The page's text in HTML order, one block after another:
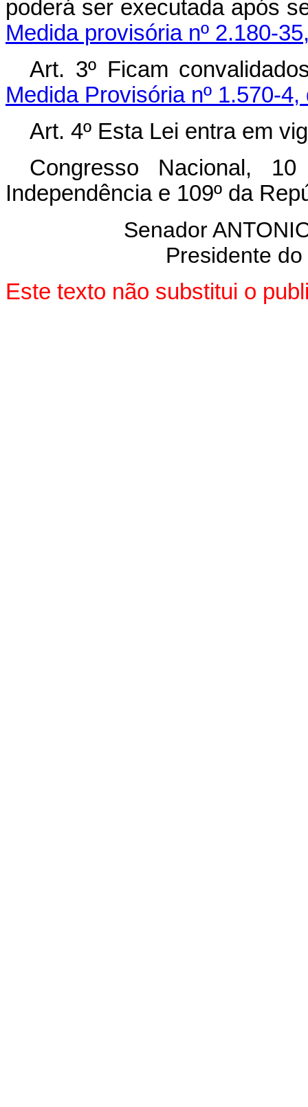
poderá ser executada após
Medida provisória nº 2.180-
Art. 3º Ficam
Medida Provisória nº 1.570-
Art. 4º Esta Lei entra em
Congresso Nacional,
Independência e 109º da
Senador
Presidente
Este texto não substitui o